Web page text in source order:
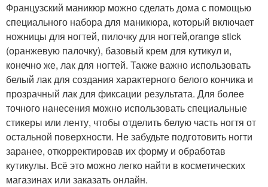
Французский маникюр можно сделать дома с помощью
специального набора для маникюра, который включает
ножницы для ногтей, пилочку для ногтей,orange stick
(оранжевую палочку), базовый крем для кутикул и,
конечно же, лак для ногтей. Также важно использовать
белый лак для создания характерного белого кончика и
прозрачный лак для фиксации результата. Для более
точного нанесения можно использовать специальные
стикеры или ленту, чтобы отделить белую часть ногтя от
остальной поверхности. Не забудьте подготовить ногти
заранее, откорректировав их форму и обработав
кутикулы. Всё это можно легко найти в косметических
магазинах или заказать онлайн.